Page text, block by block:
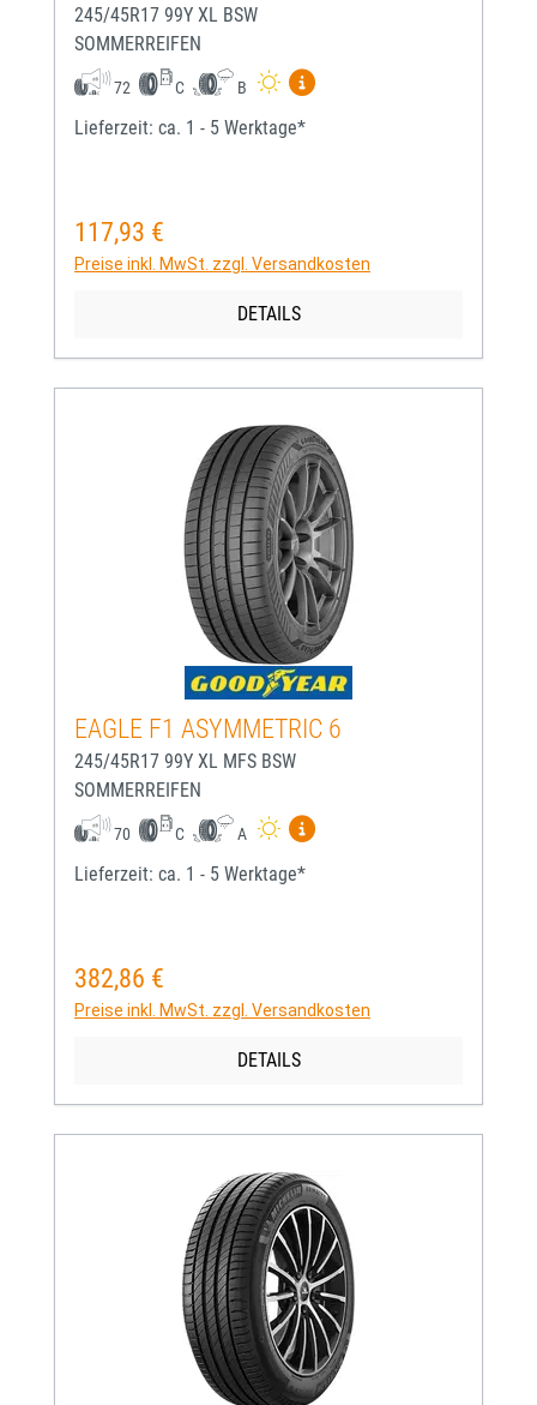
245/45R17 99Y XL BSW
SOMMERREIFEN
72 C B
Mehr Informationen zum
Lieferzeit: ca. 1 - 5 Werktage*
Regulärer Preis:
117,93 €
Preise inkl. MwSt. zzgl. Versandkosten
DETAILS
EAGLE F1 ASYMMETRIC 6
245/45R17 99Y XL MFS BSW
SOMMERREIFEN
70 C A
Mehr Informationen zum
Lieferzeit: ca. 1 - 5 Werktage*
Regulärer Preis:
382,86 €
Preise inkl. MwSt. zzgl. Versandkosten
DETAILS